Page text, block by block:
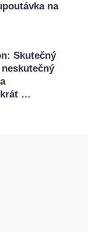
na
Skutečný
…